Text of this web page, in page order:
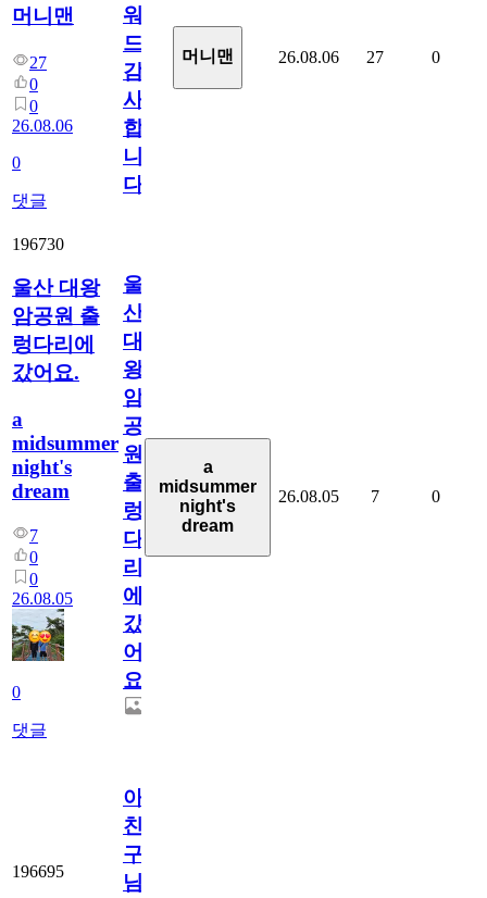
머니맨
27
0
0
26.08.06
0
댓글
워
드
감
사
합
니
다
머니맨 26.08.06 27 0
196730
울산 대왕
암공원 출
렁다리에
갔어요.
a
midsummer
night's
dream
7
0
0
26.08.05
0
댓글
울
산
대
왕
암
공
원
출
렁
다
리
에
갔
어
요.
a
midsummer
night's
dream
26.08.05 7 0
196695
아.
친
구
님